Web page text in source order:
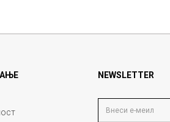
NEWSLETTER